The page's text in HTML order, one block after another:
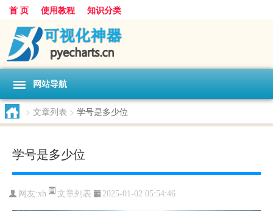
首 页 使用教程 知识分类
网站导航
> 文章列表 > 学号是多少位
学号是多少位
网友:xh 文章列表 2025-01-02 05:54:46